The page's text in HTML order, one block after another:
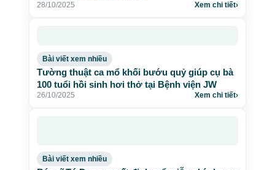
28/10/2025 Xem chi tiết›
Bài viết xem nhiều
Tường thuật ca mổ khối bướu quỷ giúp cụ bà
100 tuổi hồi sinh hơi thở tại Bệnh viện JW
26/10/2025 Xem chi tiết›
Bài viết xem nhiều